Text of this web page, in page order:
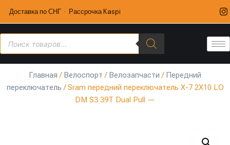
Доставка по СНГ · Рассрочка Kaspi
Главная / Велоспорт / Велозапчасти / Передний
переключатель / Sram передний переключатель X-7 2X10 LO
DM S3 39T Dual Pull —